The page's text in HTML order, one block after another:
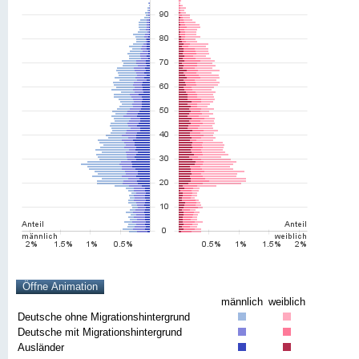
männlich weiblich
Deutsche ohne Migrationshintergrund
Deutsche mit Migrationshintergrund
Ausländer